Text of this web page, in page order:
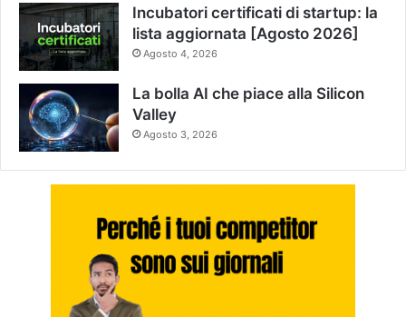
Incubatori certificati di startup: la
lista aggiornata [Agosto 2026]
Agosto 4, 2026
La bolla AI che piace alla Silicon
Valley
Agosto 3, 2026